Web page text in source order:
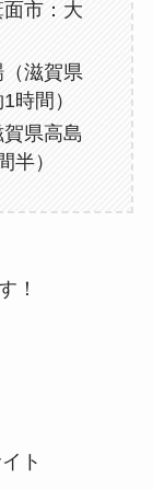
市：大
滋賀県
時間）
県高島
半）
！